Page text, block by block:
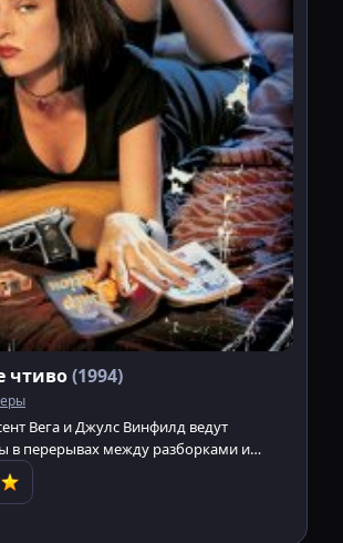
чтиво(1994)
Вега и Джулс Винфилд ведут
в перерывах между разборками и
должниками криминального босса
на Minatrix.TV